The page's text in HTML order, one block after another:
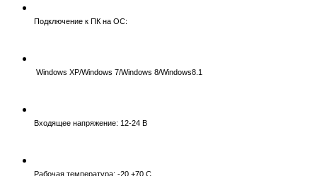
Подключение к ПК на ОС:
Windows XP/Windows 7/Windows 8/Windows8.1
Входящее напряжение: 12-24 В
Рабочая температура: -20 +70 С